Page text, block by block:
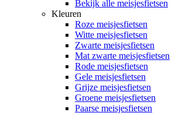
Bekijk alle meisjesfietsen
Kleuren
Roze meisjesfietsen
Witte meisjesfietsen
Zwarte meisjesfietsen
Mat zwarte meisjesfietsen
Rode meisjesfietsen
Gele meisjesfietsen
Grijze meisjesfietsen
Groene meisjesfietsen
Paarse meisjesfietsen